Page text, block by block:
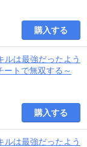
購入する
ルは最強だったよう
トで無双する～
購入する
ルは最強だったよう